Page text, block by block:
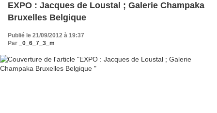
EXPO : Jacques de Loustal ; Galerie Champaka
Bruxelles Belgique
Publié le 21/09/2012 à 19:37
Par
_0_6_7_3_m